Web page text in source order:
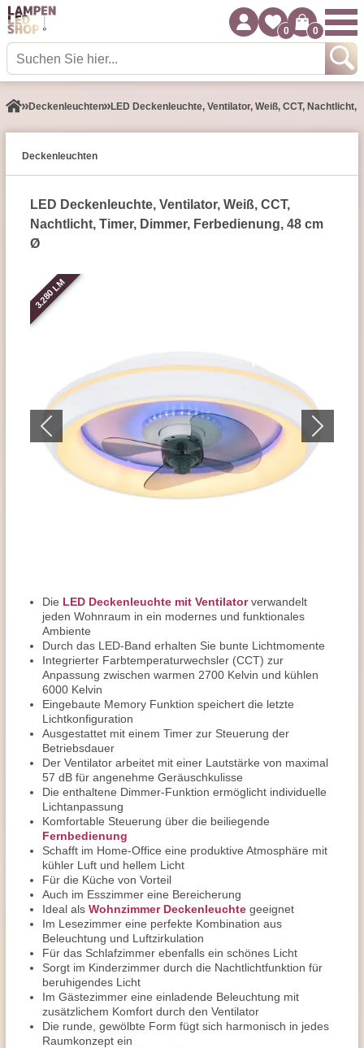
0 0
Decken­leuchten LED Deckenleuchte, Ventilator, Weiß, CCT,
Decken­leuchten
LED Deckenleuchte, Ventilator, Weiß, CCT,
Nachtlicht, Timer, Dimmer, Ferbedienung, 48 cm
Ø
3.280 LM
Die LED Deckenleuchte mit Ventilatorverwandelt
jeden Wohnraum in ein modernes und funktionales
Ambiente
Durch das LED-Band erhalten Sie bunte Lichtmomente
Integrierter Farbtemperaturwechsler (CCT) zur
Anpassung zwischen warmen 2700 Kelvin und kühlen
6000 Kelvin
Eingebaute Memory Funktion speichert die letzte
Lichtkonfiguration
Ausgestattet mit einem Timer zur Steuerung der
Betriebsdauer
Der Ventilator arbeitet mit einer Lautstärke von maximal
57 dB für angenehme Geräuschkulisse
Die enthaltene Dimmer-Funktion ermöglicht individuelle
Lichtanpassung
Komfortable Steuerung über die beiliegende
Fernbedienung
Schafft im Home-Office eine produktive Atmosphäre mit
kühler Luft und hellem Licht
Für die Küche von Vorteil
Auch im Esszimmer eine Bereicherung
Ideal als Wohnzimmer Deckenleuchte geeignet
Im Lesezimmer eine perfekte Kombination aus
Beleuchtung und Luftzirkulation
Für das Schlafzimmer ebenfalls ein schönes Licht
Sorgt im Kinderzimmer durch die Nachtlichtfunktion für
beruhigendes Licht
Im Gästezimmer eine einladende Beleuchtung mit
zusätzlichem Komfort durch den Ventilator
Die runde, gewölbte Form fügt sich harmonisch in jedes
Raumkonzept ein